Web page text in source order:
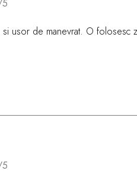
si usor de manevrat. O folosesc